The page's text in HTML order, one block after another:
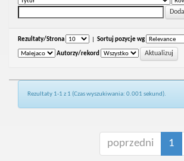
Rezultaty/Strona Sortuj pozycje wg
Autorzy/rekord
Rezultaty 1-1 z 1 (Czas wyszukiwania: 0.001 sekund).
poprzedni 1